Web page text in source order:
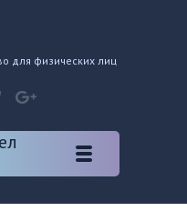
для физических лиц